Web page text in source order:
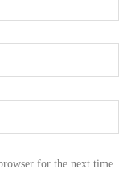
for the next time